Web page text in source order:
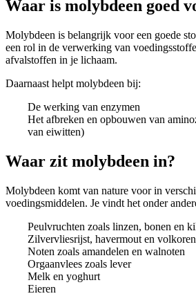
Waar is molybdeen goed
Molybdeen is belangrijk voor een goede
een rol in de verwerking van
afvalstoffen in je lichaam.
Daarnaast helpt molybdeen bij:
De werking van enzymen
Het afbreken en opbouwen van
van eiwitten)
Waar zit molybdeen in?
Molybdeen komt van nature voor in
voedingsmiddelen. Je vindt het onder
Peulvruchten zoals linzen, bonen en
Zilvervliesrijst, havermout en
Noten zoals amandelen en walnoten
Orgaanvlees zoals lever
Melk en yoghurt
Eieren